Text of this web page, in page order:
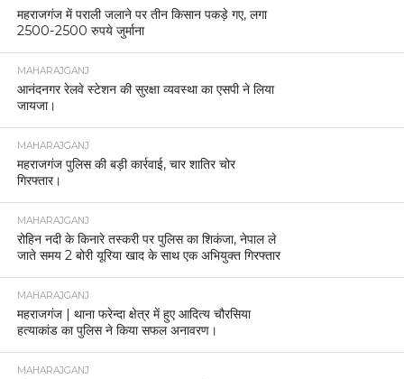
महराजगंज में पराली जलाने पर तीन किसान पकड़े गए, लगा
2500-2500 रुपये जुर्माना
MAHARAJGANJ
आनंदनगर रेलवे स्टेशन की सुरक्षा व्यवस्था का एसपी ने लिया
जायजा।
MAHARAJGANJ
महराजगंज पुलिस की बड़ी कार्रवाई, चार शातिर चोर
गिरफ्तार।
MAHARAJGANJ
रोहिन नदी के किनारे तस्करी पर पुलिस का शिकंजा, नेपाल ले
जाते समय 2 बोरी यूरिया खाद के साथ एक अभियुक्त गिरफ्तार
MAHARAJGANJ
महराजगंज | थाना फरेन्दा क्षेत्र में हुए आदित्य चौरसिया
हत्याकांड का पुलिस ने किया सफल अनावरण।
MAHARAJGANJ